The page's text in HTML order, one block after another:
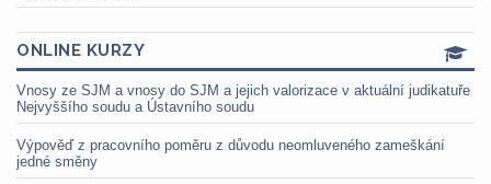
ONLINE KURZY
Vnosy ze SJM a vnosy do SJM a jejich valorizace v aktuální judikatuře
Nejvyššího soudu a Ústavního soudu
Výpověď z pracovního poměru z důvodu neomluveného zameškání
jedné směny